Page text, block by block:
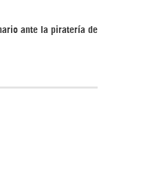
ante la piratería de